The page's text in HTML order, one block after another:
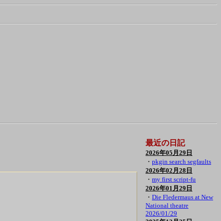
最近の日記
2026年05月29日
・ pkgin search segfaults
2026年02月28日
・ my first script-fu
2026年01月29日
・ Die Fledermaus at New
National theatre
2026/01/29